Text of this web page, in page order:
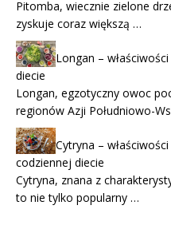
Pitomba, wiecznie zielone
zyskuje coraz większą …
Longan –
diecie
Longan, egzotyczny owoc
regionów Azji Południowo-
Cytryna –
codziennej diecie
Cytryna, znana z
to nie tylko popularny …